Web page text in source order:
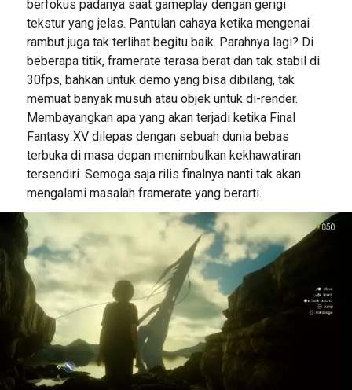
berfokus padanya saat gameplay dengan gerigi
tekstur yang jelas. Pantulan cahaya ketika mengenai
rambut juga tak terlihat begitu baik. Parahnya lagi? Di
beberapa titik, framerate terasa berat dan tak stabil di
30fps, bahkan untuk demo yang bisa dibilang, tak
memuat banyak musuh atau objek untuk di-render.
Membayangkan apa yang akan terjadi ketika Final
Fantasy XV dilepas dengan sebuah dunia bebas
terbuka di masa depan menimbulkan kekhawatiran
tersendiri. Semoga saja rilis finalnya nanti tak akan
mengalami masalah framerate yang berarti.